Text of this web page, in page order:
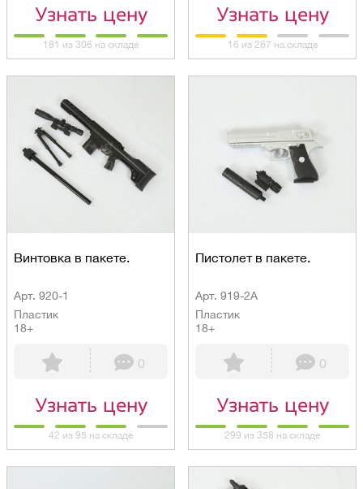
Узнать цену
181 из 306 на складе
Узнать цену
16 из 267 на складе
Винтовка в пакете.
Арт. 920-1
Пластик
18+
0
Узнать цену
42 из 95 на складе
Пистолет в пакете.
Арт. 919-2A
Пластик
18+
0
Узнать цену
299 из 358 на складе